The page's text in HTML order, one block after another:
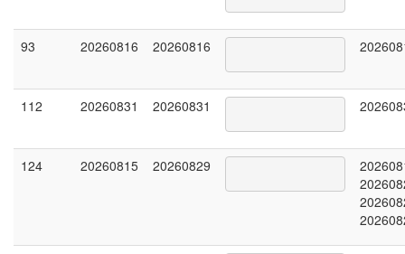
93 20260816 20260816
112 20260831 20260831
124 20260815 20260829